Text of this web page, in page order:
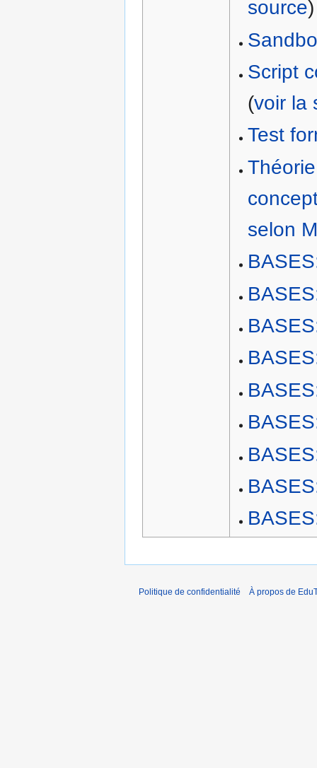
source)
Script
(voir la
Test
selon
Politique de confidentialité À propos de